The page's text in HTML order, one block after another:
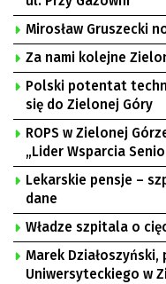
Mirosław Gruszecki
Za nami kolejne
Polski potentat
się do Zielonej Góry
ROPS w Zielonej
„Lider Wsparcia
Lekarskie pensje –
dane
Władze szpitala o
Marek
Uniwersyteckiego w